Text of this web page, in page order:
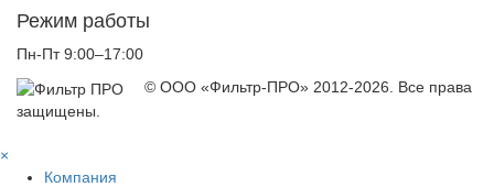
Режим работы
Пн-Пт 9:00–17:00
© ООО «Фильтр-ПРО» 2012-2026. Все права
защищены.
×
Компания